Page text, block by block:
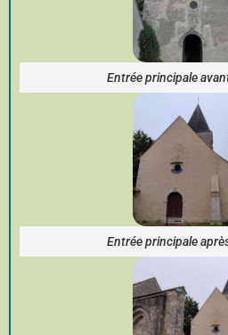
Entrée principale
Entrée principale